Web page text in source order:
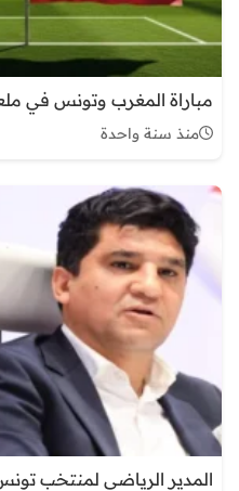
مباراة المغرب وتونس في
منذ سنة واحدة
المدير الرياضي لمنتخب